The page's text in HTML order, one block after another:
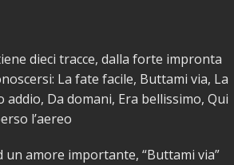
dieci tracce, dalla forte impronta
La fate facile, Buttami via, La
Da domani, Era bellissimo, Qui
l’aereo
un amore importante, “Buttami via”